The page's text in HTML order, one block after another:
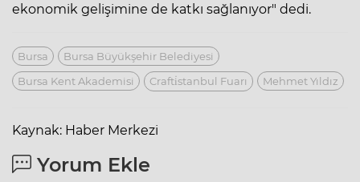
ekonomik gelişimine de katkı sağlanıyor" dedi.
Bursa
Bursa Büyükşehir Belediyesi
Bursa Kent Akademisi
Crafti̇stanbul Fuarı Mehmet Yıldız
Kaynak: Haber Merkezi
Yorum Ekle